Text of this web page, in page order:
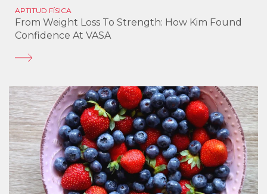
APTITUD FÍSICA
From Weight Loss To Strength: How Kim Found
Confidence At VASA